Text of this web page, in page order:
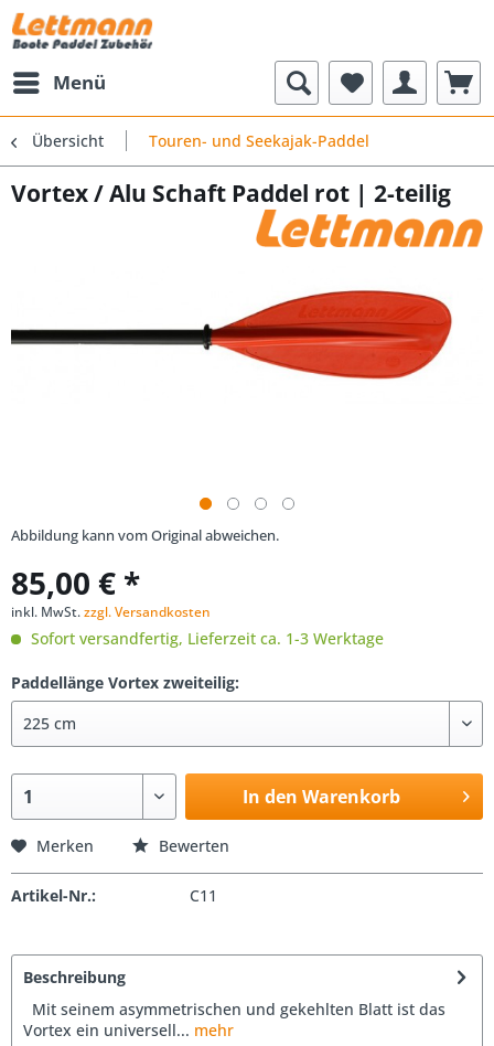
Menü
Übersicht Touren- und Seekajak-Paddel
Vortex / Alu Schaft Paddel rot | 2-teilig
Abbildung kann vom Original abweichen.
85,00 € *
inkl. MwSt.zzgl. Versandkosten
Sofort versandfertig, Lieferzeit ca. 1-3 Werktage
Paddellänge Vortex zweiteilig:
In den Warenkorb
Merken Bewerten
Artikel-Nr.: C11
Beschreibung
Mit seinem asymmetrischen und gekehlten Blatt ist das
Vortex ein universell... mehr